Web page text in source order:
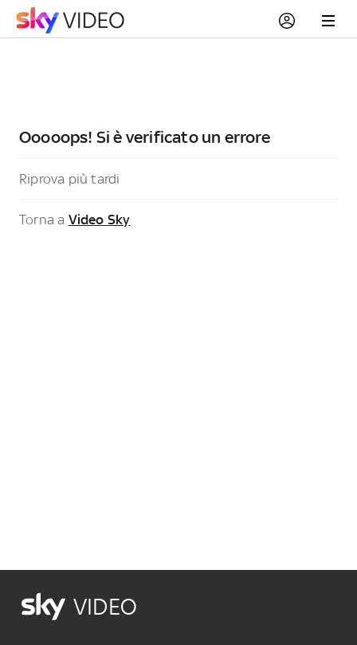
Ooooops! Si è verificato un errore
Riprova più tardi
Torna a Video Sky
VIDEO